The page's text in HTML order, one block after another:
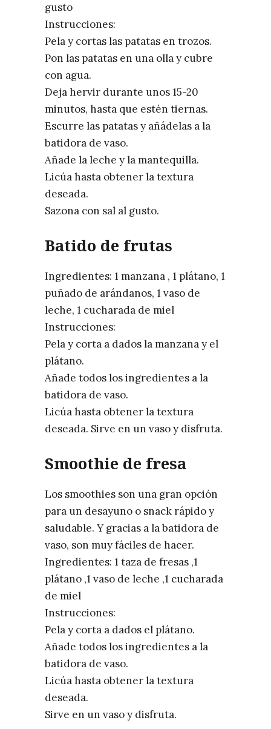
gusto
Instrucciones:
Pela y cortas las patatas en trozos.
Pon las patatas en una olla y cubre
con agua.
Deja hervir durante unos 15-20
minutos, hasta que estén tiernas.
Escurre las patatas y añádelas a la
batidora de vaso.
Añade la leche y la mantequilla.
Licúa hasta obtener la textura
deseada.
Sazona con sal al gusto.
Batido de frutas
Ingredientes: 1 manzana , 1 plátano, 1
puñado de arándanos, 1 vaso de
leche, 1 cucharada de miel
Instrucciones:
Pela y corta a dados la manzana y el
plátano.
Añade todos los ingredientes a la
batidora de vaso.
Licúa hasta obtener la textura
deseada. Sirve en un vaso y disfruta.
Smoothie de fresa
Los smoothies son una gran opción
para un desayuno o snack rápido y
saludable. Y gracias a la batidora de
vaso, son muy fáciles de hacer.
Ingredientes: 1 taza de fresas ,1
plátano ,1 vaso de leche ,1 cucharada
de miel
Instrucciones:
Pela y corta a dados el plátano.
Añade todos los ingredientes a la
batidora de vaso.
Licúa hasta obtener la textura
deseada.
Sirve en un vaso y disfruta.